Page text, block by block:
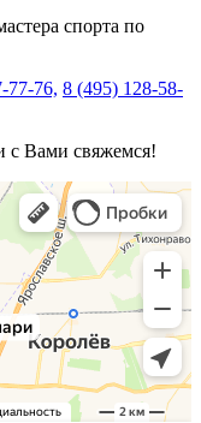
спорта по
77-76, 8 (495) 128-58-
с Вами свяжемся!